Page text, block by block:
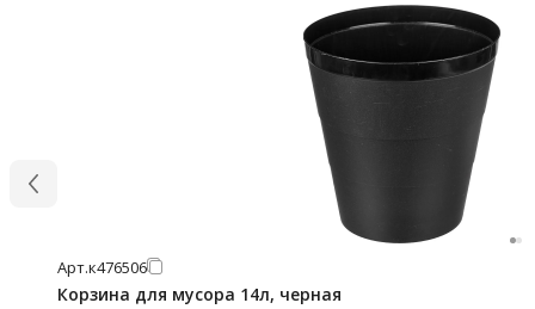
Арт.к476506
Корзина для мусора 14л, черная